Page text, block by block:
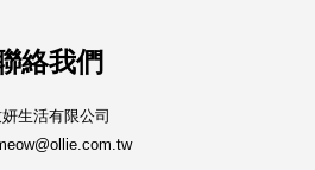
絡我們
生活有限公司